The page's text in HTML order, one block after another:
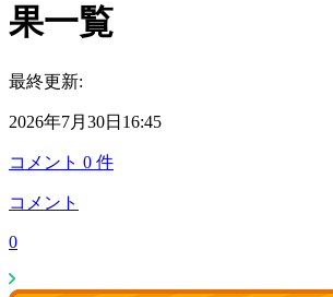
果一覧
最終更新:
2026年7月30日16:45
コメント 0 件
コメント
0